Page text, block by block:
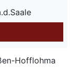
Hofflohma